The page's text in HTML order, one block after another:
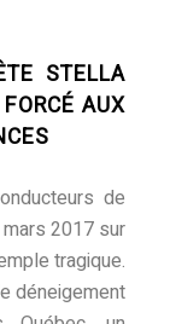
STELLA
AUX
de
2017 sur
tragique.
déneigement